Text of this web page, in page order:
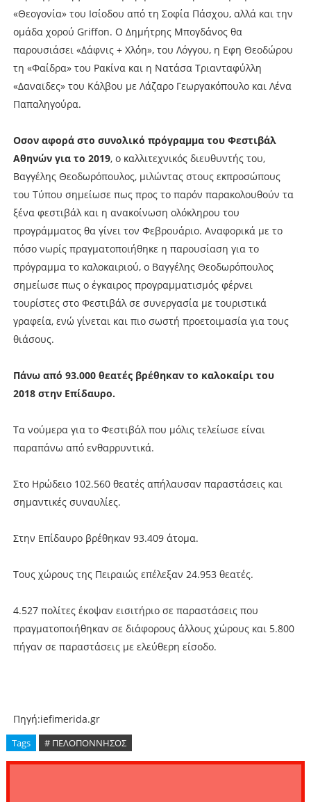
«Θεογονία» του Ισίοδου από τη Σοφία Πάσχου, αλλά και την
ομάδα χορού Griffon. Ο Δημήτρης Μπογδάνος θα
παρουσιάσει «Δάφνις + Χλόη», του Λόγγου, η Εφη Θεοδώρου
τη «Φαίδρα» του Ρακίνα και η Νατάσα Τριανταφύλλη
«Δαναϊδες» του Κάλβου με Λάζαρο Γεωργακόπουλο και Λένα
Παπαληγούρα.
Οσον αφορά στο συνολικό πρόγραμμα του Φεστιβάλ
Αθηνών για το 2019, ο καλλιτεχνικός διευθυντής του,
Βαγγέλης Θεοδωρόπουλος, μιλώντας στους εκπροσώπους
του Τύπου σημείωσε πως προς το παρόν παρακολουθούν τα
ξένα φεστιβάλ και η ανακοίνωση ολόκληρου του
προγράμματος θα γίνει τον Φεβρουάριο. Αναφορικά με το
πόσο νωρίς πραγματοποιήθηκε η παρουσίαση για το
πρόγραμμα το καλοκαιριού, ο Βαγγέλης Θεοδωρόπουλος
σημείωσε πως ο έγκαιρος προγραμματισμός φέρνει
τουρίστες στο Φεστιβάλ σε συνεργασία με τουριστικά
γραφεία, ενώ γίνεται και πιο σωστή προετοιμασία για τους
θιάσους.
Πάνω από 93.000 θεατές βρέθηκαν το καλοκαίρι του
2018 στην Επίδαυρο.
Τα νούμερα για το Φεστιβάλ που μόλις τελείωσε είναι
παραπάνω από ενθαρρυντικά.
Στο Ηρώδειο 102.560 θεατές απήλαυσαν παραστάσεις και
σημαντικές συναυλίες.
Στην Επίδαυρο βρέθηκαν 93.409 άτομα.
Τους χώρους της Πειραιώς επέλεξαν 24.953 θεατές.
4.527 πολίτες έκοψαν εισιτήριο σε παραστάσεις που
πραγματοποιήθηκαν σε διάφορους άλλους χώρους και 5.800
πήγαν σε παραστάσεις με ελεύθερη είσοδο.
Πηγή:iefimerida.gr
Tags # ΠΕΛΟΠΟΝΝΗΣΟΣ